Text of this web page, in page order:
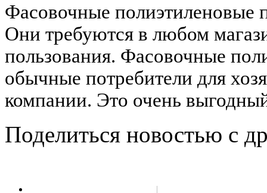
Фасовочные полиэтиленовые
Они требуются в любом
пользования. Фасовочные
обычные потребители для
компании. Это очень
Поделиться новостью с